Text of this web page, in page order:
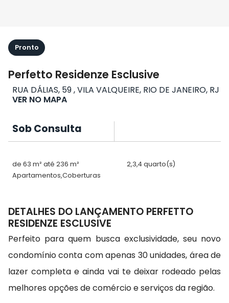
Pronto
Perfetto Residenze Esclusive
RUA DÁLIAS, 59 , VILA VALQUEIRE, RIO DE JANEIRO, RJ
VER NO MAPA
Sob Consulta
de 63 m² até 236 m²
2,3,4 quarto(s)
Apartamentos,Coberturas
DETALHES DO LANÇAMENTO PERFETTO
RESIDENZE ESCLUSIVE
Perfeito para quem busca exclusividade, seu novo
condomínio conta com apenas 30 unidades, área de
lazer completa e ainda vai te deixar rodeado pelas
melhores opções de comércio e serviços da região.